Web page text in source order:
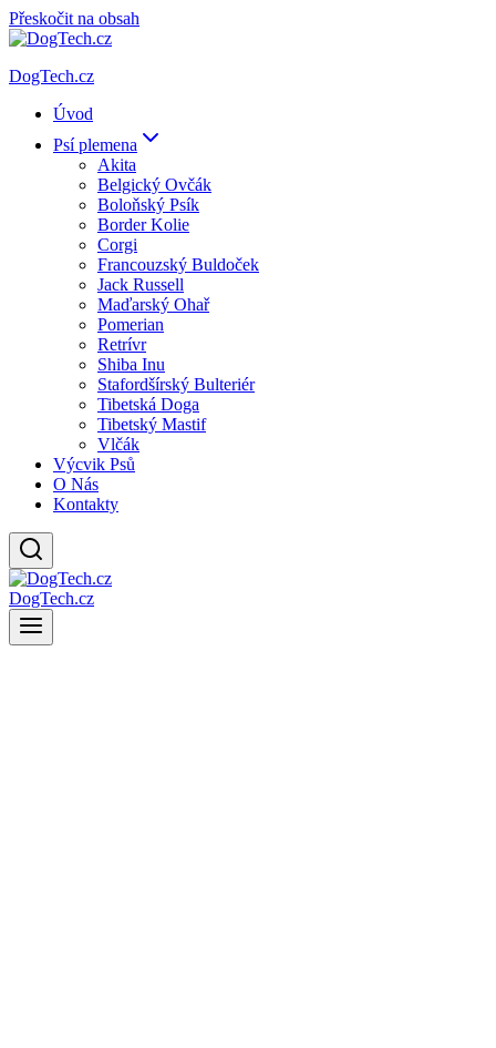
Přeskočit na obsah
DogTech.cz
Úvod
Psí plemena
Akita
Belgický Ovčák
Boloňský Psík
Border Kolie
Corgi
Francouzský Buldoček
Jack Russell
Maďarský Ohař
Pomerian
Retrívr
Shiba Inu
Stafordšírský Bulteriér
Tibetská Doga
Tibetský Mastif
Vlčák
Výcvik Psů
O Nás
Kontakty
DogTech.cz